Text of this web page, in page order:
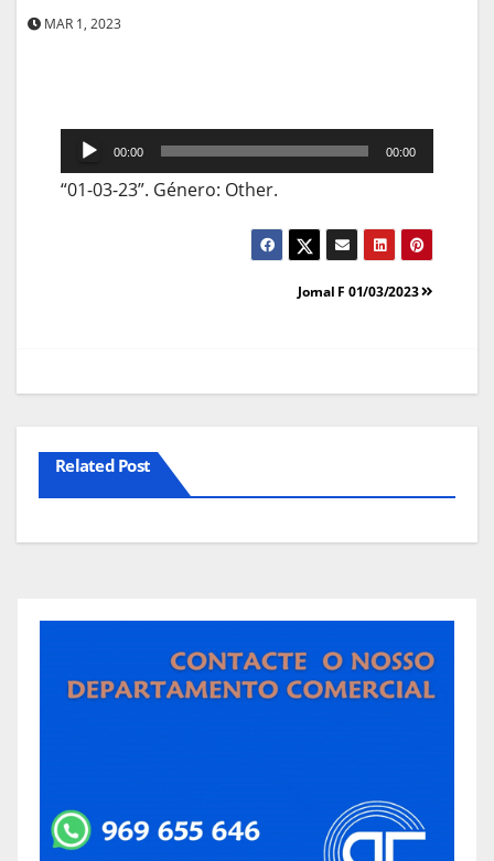
MAR 1, 2023
Reprodutor
de
00:00 00:00
“01-03-23”. Género: Other.
Jornal F 01/03/2023
Related Post